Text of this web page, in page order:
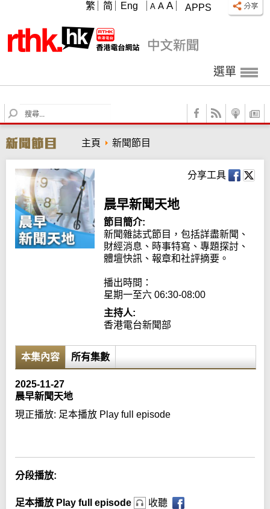
APPS
A A A
繁 简 Eng
選單
S
e
r
c
h
主頁 新聞節目
分享工具
晨早新聞天地
節目簡介:
新聞雜誌式節目，包括詳盡新聞、
財經消息、時事特寫、專題探討、
體壇快訊、報章和社評摘要。
播出時間：
星期一至六 06:30-08:00
主持人:
香港電台新聞部
本集內容 所有集數
2025-11-27
晨早新聞天地
現正播放: 足本播放 Play full episode
分段播放:
足本播放 Play full episode 收聽